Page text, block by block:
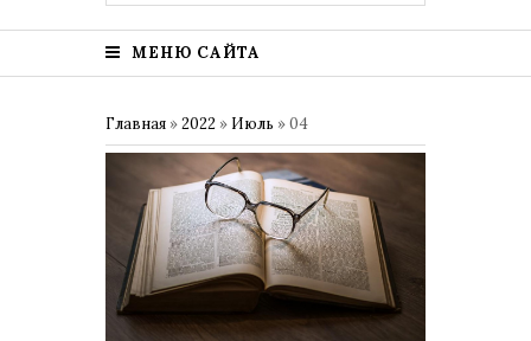
МЕНЮ САЙТА
Главная »2022 » Июль »04